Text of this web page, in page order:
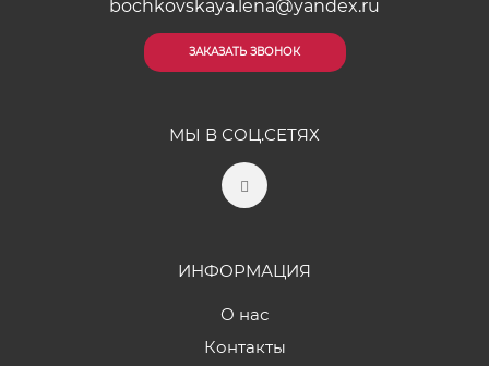
bochkovskaya.lena@yandex.ru
ЗАКАЗАТЬ ЗВОНОК
МЫ В СОЦ.СЕТЯХ
ИНФОРМАЦИЯ
О нас
Контакты